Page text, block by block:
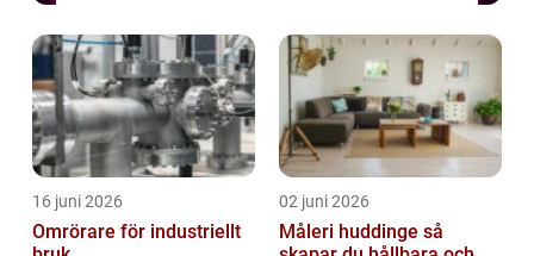
16 juni 2026
Omrörare för industriellt
02 juni 2026
Måleri huddinge så